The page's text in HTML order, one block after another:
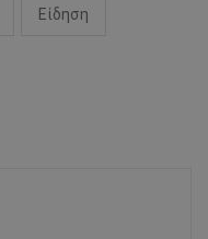
Είδηση
επιτρέπουν
όπως τη